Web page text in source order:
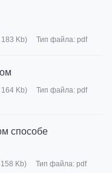
Kb) Тип файла: pdf
Kb) Тип файла: pdf
способе
Kb) Тип файла: pdf